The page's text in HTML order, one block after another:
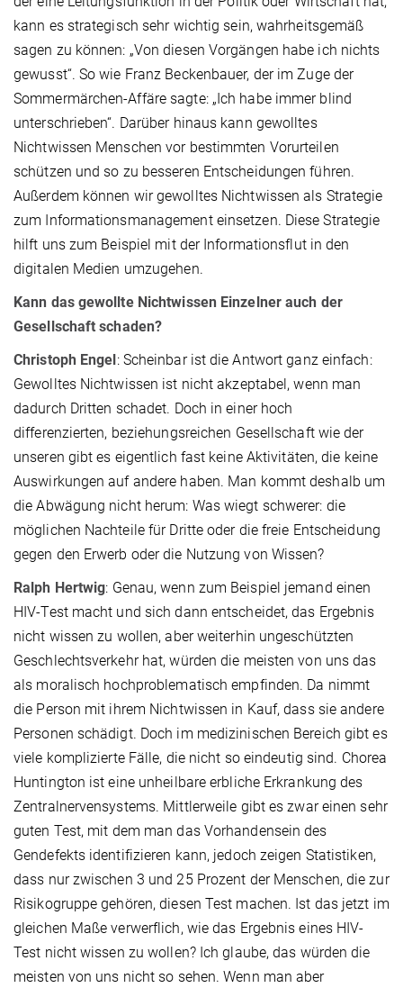
kann es strategisch sehr wichtig sein, wahrheitsgemäß
sagen zu können: „Von diesen Vorgängen habe ich nichts
gewusst“. So wie Franz Beckenbauer, der im Zuge der
Sommermärchen-Affäre sagte: „Ich habe immer blind
unterschrieben“. Darüber hinaus kann gewolltes
Nichtwissen Menschen vor bestimmten Vorurteilen
schützen und so zu besseren Entscheidungen führen.
Außerdem können wir gewolltes Nichtwissen als Strategie
zum Informationsmanagement einsetzen. Diese Strategie
hilft uns zum Beispiel mit der Informationsflut in den
digitalen Medien umzugehen.
Kann das gewollte Nichtwissen Einzelner auch der
Gesellschaft schaden?
Christoph Engel: Scheinbar ist die Antwort ganz einfach:
Gewolltes Nichtwissen ist nicht akzeptabel, wenn man
dadurch Dritten schadet. Doch in einer hoch
differenzierten, beziehungsreichen Gesellschaft wie der
unseren gibt es eigentlich fast keine Aktivitäten, die keine
Auswirkungen auf andere haben. Man kommt deshalb um
die Abwägung nicht herum: Was wiegt schwerer: die
möglichen Nachteile für Dritte oder die freie Entscheidung
gegen den Erwerb oder die Nutzung von Wissen?
Ralph Hertwig: Genau, wenn zum Beispiel jemand einen
HIV-Test macht und sich dann entscheidet, das Ergebnis
nicht wissen zu wollen, aber weiterhin ungeschützten
Geschlechtsverkehr hat, würden die meisten von uns das
als moralisch hochproblematisch empfinden. Da nimmt
die Person mit ihrem Nichtwissen in Kauf, dass sie andere
Personen schädigt. Doch im medizinischen Bereich gibt es
viele komplizierte Fälle, die nicht so eindeutig sind. Chorea
Huntington ist eine unheilbare erbliche Erkrankung des
Zentralnervensystems. Mittlerweile gibt es zwar einen sehr
guten Test, mit dem man das Vorhandensein des
Gendefekts identifizieren kann, jedoch zeigen Statistiken,
dass nur zwischen 3 und 25 Prozent der Menschen, die zur
Risikogruppe gehören, diesen Test machen. Ist das jetzt im
gleichen Maße verwerflich, wie das Ergebnis eines HIV-
Test nicht wissen zu wollen? Ich glaube, das würden die
meisten von uns nicht so sehen. Wenn man aber